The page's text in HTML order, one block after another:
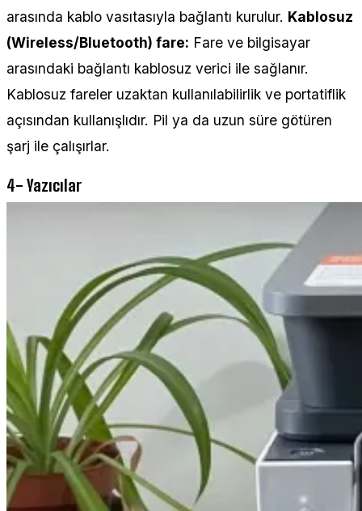
arasında kablo vasıtasıyla bağlantı kurulur. Kablosuz
(Wireless/Bluetooth) fare: Fare ve bilgisayar
arasındaki bağlantı kablosuz verici ile sağlanır.
Kablosuz fareler uzaktan kullanılabilirlik ve portatiflik
açısından kullanışlıdır. Pil ya da uzun süre götüren
şarj ile çalışırlar.
4- Yazıcılar